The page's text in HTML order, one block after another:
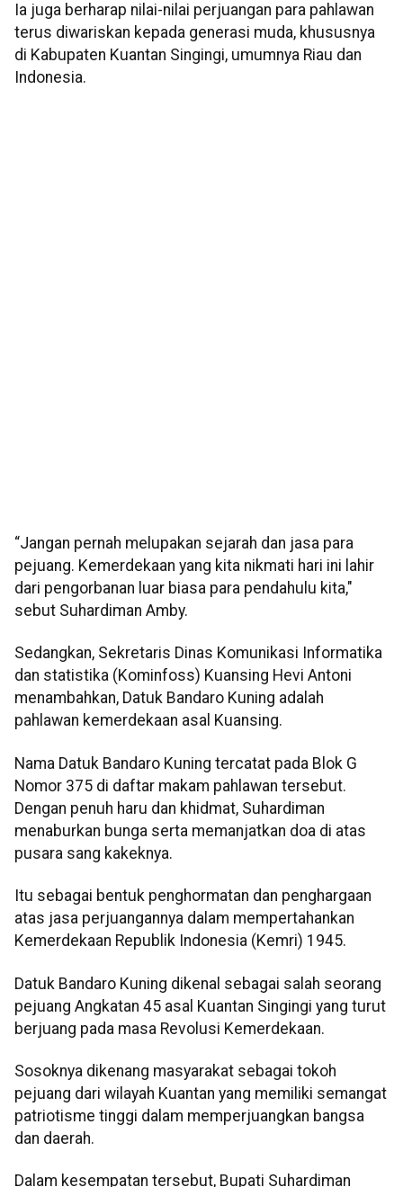
Ia juga berharap nilai-nilai perjuangan para pahlawan
terus diwariskan kepada generasi muda, khususnya
di Kabupaten Kuantan Singingi, umumnya Riau dan
Indonesia.
“Jangan pernah melupakan sejarah dan jasa para
pejuang. Kemerdekaan yang kita nikmati hari ini lahir
dari pengorbanan luar biasa para pendahulu kita,"
sebut Suhardiman Amby.
Sedangkan, Sekretaris Dinas Komunikasi Informatika
dan statistika (Kominfoss) Kuansing Hevi Antoni
menambahkan, Datuk Bandaro Kuning adalah
pahlawan kemerdekaan asal Kuansing.
Nama Datuk Bandaro Kuning tercatat pada Blok G
Nomor 375 di daftar makam pahlawan tersebut.
Dengan penuh haru dan khidmat, Suhardiman
menaburkan bunga serta memanjatkan doa di atas
pusara sang kakeknya.
Itu sebagai bentuk penghormatan dan penghargaan
atas jasa perjuangannya dalam mempertahankan
Kemerdekaan Republik Indonesia (Kemri) 1945.
Datuk Bandaro Kuning dikenal sebagai salah seorang
pejuang Angkatan 45 asal Kuantan Singingi yang turut
berjuang pada masa Revolusi Kemerdekaan.
Sosoknya dikenang masyarakat sebagai tokoh
pejuang dari wilayah Kuantan yang memiliki semangat
patriotisme tinggi dalam memperjuangkan bangsa
dan daerah.
Dalam kesempatan tersebut, Bupati Suhardiman